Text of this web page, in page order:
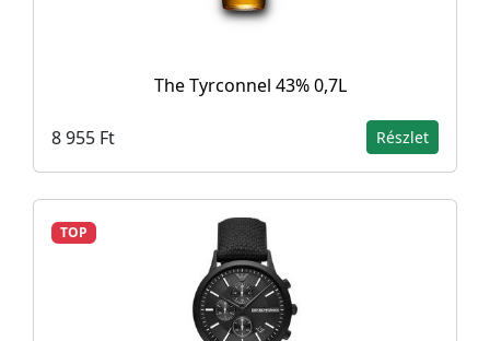
The Tyrconnel 43% 0,7L
8 955 Ft Részlet
TOP